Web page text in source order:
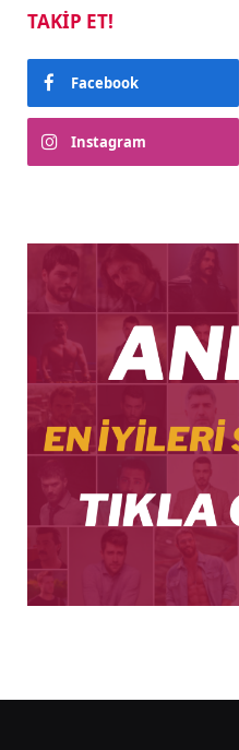
TAKIP ET!
Facebook
Instagram